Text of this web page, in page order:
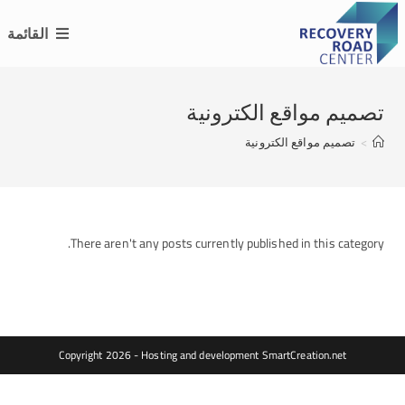
Skip
to
content
القائمة
تصميم مواقع الكترونية
> تصميم مواقع الكترونية
There aren't any posts currently published in this category.
Copyright 2026 - Hosting and developmentSmartCreation.net